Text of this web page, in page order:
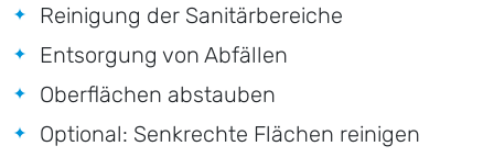
Reinigung der Sanitärbereiche
Entsorgung von Abfällen
Oberflächen abstauben
Optional: Senkrechte Flächen reinigen